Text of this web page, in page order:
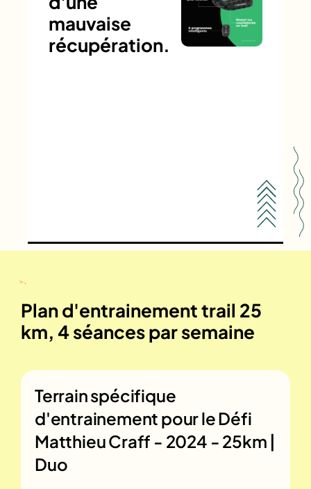
mauvaise
récupération.
Plan d'entrainement trail 25
km, 4 séances par semaine
Terrain spécifique
d'entrainement pour leDéfi
Matthieu Craff - 2024 - 25km |
Duo